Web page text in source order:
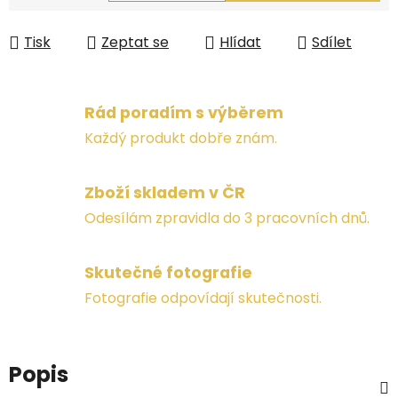
Tisk Zeptat se Hlídat Sdílet
Rád poradím s výběrem
Každý produkt dobře znám.
Zboží skladem v ČR
Odesílám zpravidla do 3 pracovních dnů.
Skutečné fotografie
Fotografie odpovídají skutečnosti.
Popis